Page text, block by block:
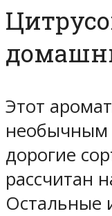
Этот
необычным
дорогие
рассчитан
Остальные